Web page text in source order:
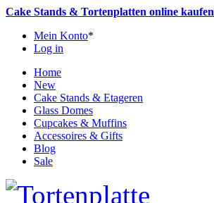
Cake Stands & Tortenplatten online kaufen
Mein Konto*
Log in
Home
New
Cake Stands & Etageren
Glass Domes
Cupcakes & Muffins
Accessoires & Gifts
Blog
Sale